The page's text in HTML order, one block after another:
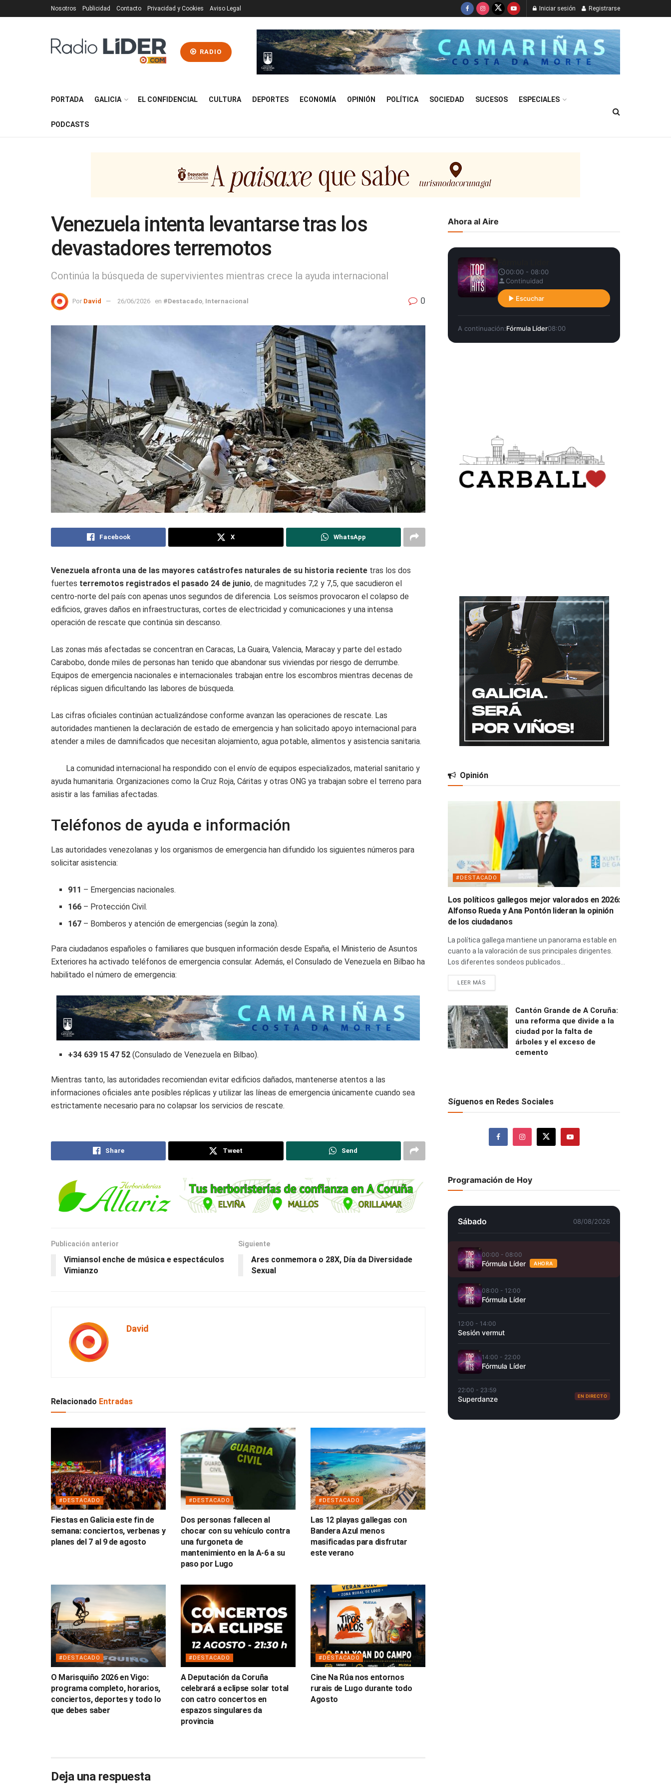
Nosotros Publicidad Contacto Privacidad y Cookies Aviso Legal Iniciar sesión Registrarse
RADIO
PORTADA GALICIA EL CONFIDENCIAL CULTURA DEPORTES ECONOMÍA OPINIÓN POLÍTICA SOCIEDAD SUCESOS ESPECIALES
PODCASTS
Venezuela intenta levantarse tras los
devastadores terremotos
Continúa la búsqueda de supervivientes mientras crece la ayuda internacional
Por David 26/06/2026 en #Destacado Internacional 0
Facebook X WhatsApp
Venezuela afronta una de las mayores catástrofes naturales de su historia reciente tras los dos
fuertes terremotos registrados el pasado 24 de junio, de magnitudes 7,2 y 7,5, que sacudieron el
centro-norte del país con apenas unos segundos de diferencia. Los seísmos provocaron el colapso de
edificios, graves daños en infraestructuras, cortes de electricidad y comunicaciones y una intensa
operación de rescate que continúa sin descanso.
Las zonas más afectadas se concentran en Caracas, La Guaira, Valencia, Maracay y parte del estado
Carabobo, donde miles de personas han tenido que abandonar sus viviendas por riesgo de derrumbe.
Equipos de emergencia nacionales e internacionales trabajan entre los escombros mientras decenas de
réplicas siguen dificultando las labores de búsqueda.
Las cifras oficiales continúan actualizándose conforme avanzan las operaciones de rescate. Las
autoridades mantienen la declaración de estado de emergencia y han solicitado apoyo internacional para
atender a miles de damnificados que necesitan alojamiento, agua potable, alimentos y asistencia sanitaria.
La comunidad internacional ha respondido con el envío de equipos especializados, material sanitario y
ayuda humanitaria. Organizaciones como la Cruz Roja, Cáritas y otras ONG ya trabajan sobre el terreno para
asistir a las familias afectadas.
Teléfonos de ayuda e información
Las autoridades venezolanas y los organismos de emergencia han difundido los siguientes números para
solicitar asistencia:
911 – Emergencias nacionales.
166 – Protección Civil.
167 – Bomberos y atención de emergencias (según la zona).
Para ciudadanos españoles o familiares que busquen información desde España, el Ministerio de Asuntos
Exteriores ha activado teléfonos de emergencia consular. Además, el Consulado de Venezuela en Bilbao ha
habilitado el número de emergencia:
+34 639 15 47 52 (Consulado de Venezuela en Bilbao).
Mientras tanto, las autoridades recomiendan evitar edificios dañados, mantenerse atentos a las
informaciones oficiales ante posibles réplicas y utilizar las líneas de emergencia únicamente cuando sea
estrictamente necesario para no colapsar los servicios de rescate.
Share Tweet Send
Publicación anterior
Vimiansol enche de música e espectáculos
Vimianzo
Siguiente
Ares conmemora o 28X, Día da Diversidade
Sexual
David
Relacionado Entradas
#DESTACADO
Fiestas en Galicia este fin de
semana: conciertos, verbenas y
planes del 7 al 9 de agosto
#DESTACADO
Dos personas fallecen al
chocar con su vehículo contra
una furgoneta de
mantenimiento en la A-6 a su
paso por Lugo
#DESTACADO
Las 12 playas gallegas con
Bandera Azul menos
masificadas para disfrutar
este verano
#DESTACADO
O Marisquiño 2026 en Vigo:
programa completo, horarios,
conciertos, deportes y todo lo
que debes saber
#DESTACADO
A Deputación da Coruña
celebrará a eclipse solar total
con catro concertos en
espazos singulares da
provincia
#DESTACADO
Cine Na Rúa nos entornos
rurais de Lugo durante todo
Agosto
Deja una respuesta
Ahora al Aire
00:00 - 08:00
Continuidad
Escuchar
A continuación:Fórmula Líder08:00
Opinión
#DESTACADO
Los políticos gallegos mejor valorados en 2026:
Alfonso Rueda y Ana Pontón lideran la opinión
de los ciudadanos
La política gallega mantiene un panorama estable en
cuanto a la valoración de sus principales dirigentes.
Los diferentes sondeos publicados...
LEER MÁS
Cantón Grande de A Coruña:
una reforma que divide a la
ciudad por la falta de
árboles y el exceso de
cemento
Síguenos en Redes Sociales
Programación de Hoy
Sábado 08/08/2026
00:00 - 08:00
Fórmula Líder AHORA
08:00 - 12:00
Fórmula Líder
12:00 - 14:00
Sesión vermut
14:00 - 22:00
Fórmula Líder
22:00 - 23:59
Superdanze EN DIRECTO